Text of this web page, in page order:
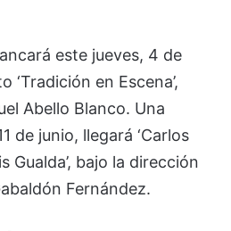
este jueves, 4 de
‘Tradición en Escena’,
Abello Blanco. Una
de junio, llegará ‘Carlos
Gualda’, bajo la dirección
Fernández.